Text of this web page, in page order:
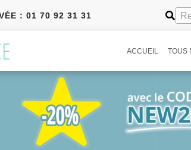
: 01 70 92 31 31
ACCUEIL TOUS